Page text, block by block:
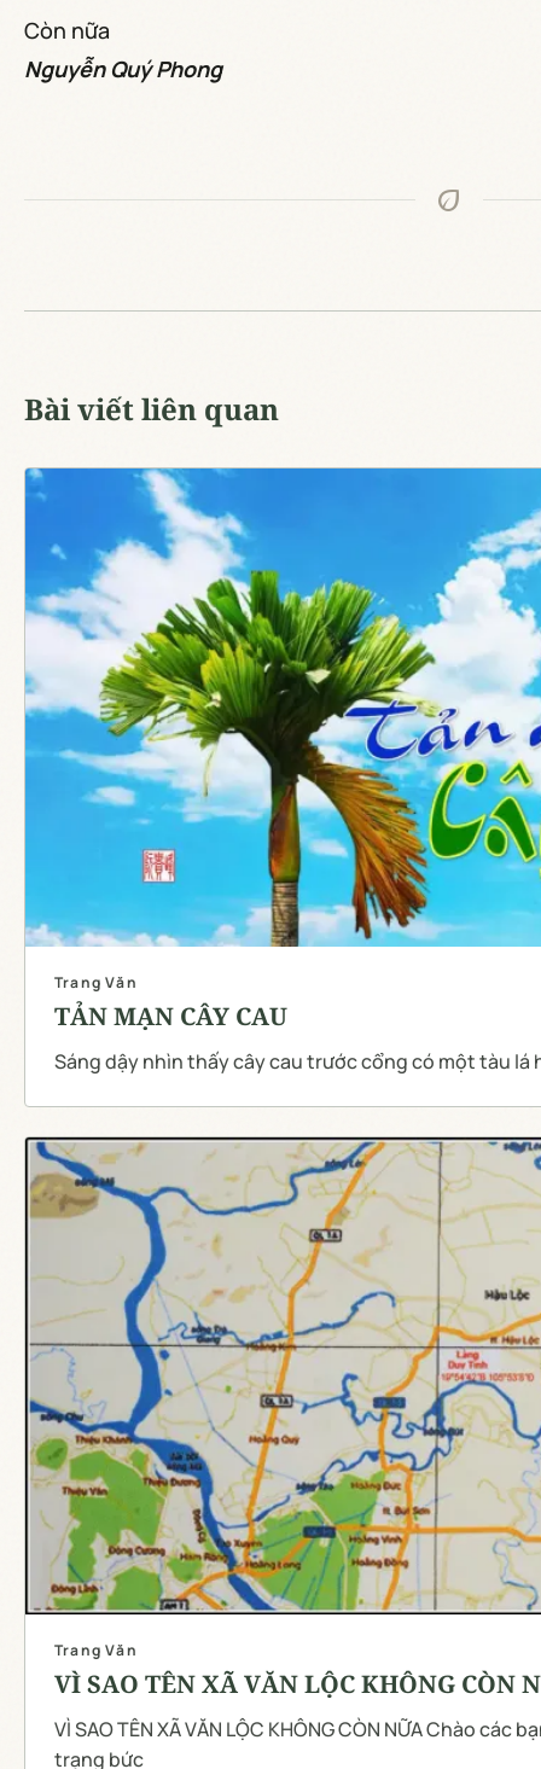
Còn nữa
Nguyễn Quý Phong
eco
Bài viết liên quan
Trang Văn
TẢN MẠN CÂY CAU
Sáng dậy nhìn thấy cây cau trước cổng có một tàu lá
Trang Văn
VÌ SAO TÊN XÃ VĂN LỘC KHÔNG CÒN
VÌ SAO TÊN XÃ VĂN LỘC KHÔNG CÒN NỮA Chào các bạn Nhiều bạn băn khoăn, với tâm
trạng bức